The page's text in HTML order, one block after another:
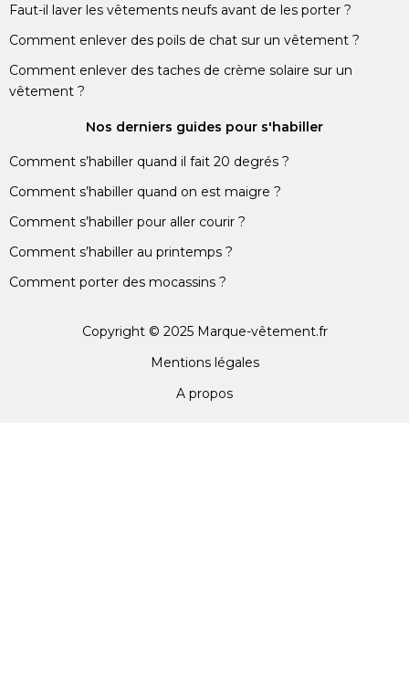
Faut-il laver les vêtements neufs avant de les porter ?
Comment enlever des poils de chat sur un vêtement ?
Comment enlever des taches de crème solaire sur un
vêtement ?
Nos derniers guides pour s'habiller
Comment s’habiller quand il fait 20 degrés ?
Comment s’habiller quand on est maigre ?
Comment s’habiller pour aller courir ?
Comment s’habiller au printemps ?
Comment porter des mocassins ?
Copyright © 2025 Marque-vêtement.fr
Mentions légales
A propos